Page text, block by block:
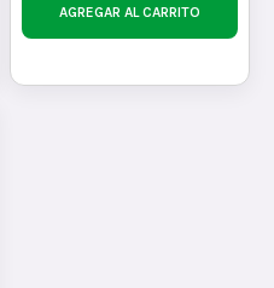
AGREGAR AL CARRITO